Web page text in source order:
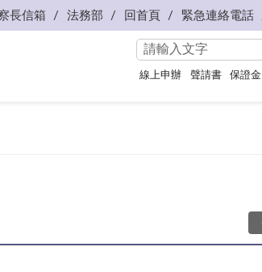
長信箱 法務部 回首頁 緊急連絡電話
線上申辦 聲請書 保證金